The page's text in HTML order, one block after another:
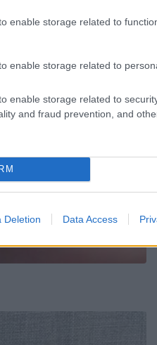
enable storage related to
enable storage related to
enable storage related to
and fraud prevention, and
Deletion Data Access